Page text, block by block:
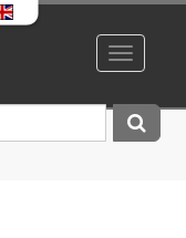
Toggle